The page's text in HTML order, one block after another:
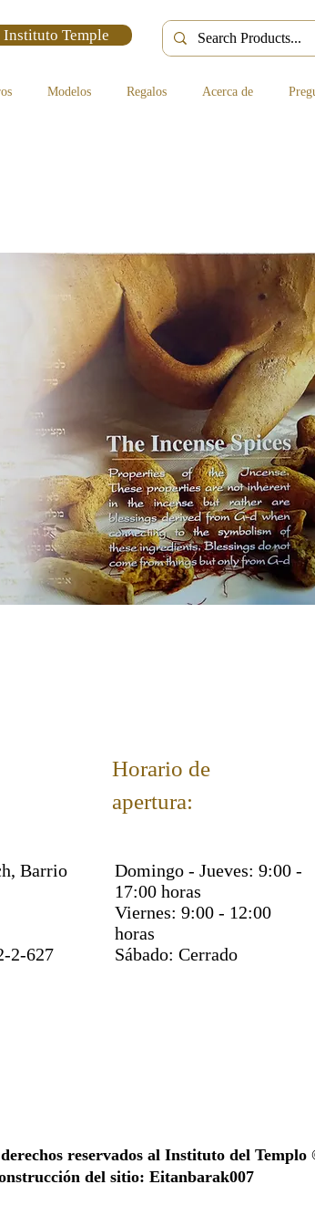
Temple
Modelos Regalos Acerca de
Barrio
2-627
Horario de
apertura:
Domingo - Jueves: 9:00 -
17:00 horas
Viernes: 9:00 - 12:00
horas
Sábado: Cerrado
reservados al Instituto del Templo
del sitio: Eitanbarak007